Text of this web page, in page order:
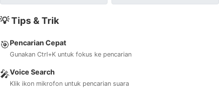
💡 Tips & Trik
🎯Pencarian Cepat
Gunakan Ctrl+K untuk fokus ke pencarian
🎤Voice Search
Klik ikon mikrofon untuk pencarian suara